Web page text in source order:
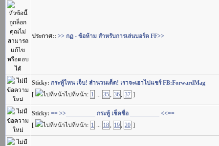
ประกาศ:: >> กฏ - ข้อห้าม สำหรับการเล่นบอร์ด FF>>
Sticky: กระทู้ไหน เจ็บ! สำนวนเด็ด! เราจะเอาไปแชร์ FB:ForwardMag
[
ไปที่หน้า: 1 ... 35, 36, 37 ]
Sticky: == >>__________ กระทู้ เช็คชื่อ __________ <<==
[
ไปที่หน้า: 1 ... 18, 19, 20 ]